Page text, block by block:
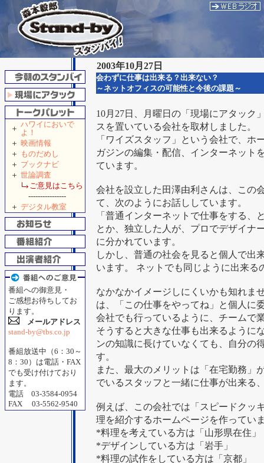
＋ ハワイにおいで
よ！
＋ 映画情報
＋ ものだめし
＋ ブックナビ
＋ 世論調査
ご意見はこちら
----------------
＋ デジタル教室
番組への御意見・
ご感想お待ちしてお
ります。
メールアドレス
stand-by@tbs.co.jp
番組放送中（6：30～
8：30）は電話・FAX
でも受け付けており
ます。
電話 03-3584-0954
FAX 03-5562-9540
2003年10月27日
会わずに仕事は出来る？出来ない？
～ネットオフィスの可能性と今後の課題～
10月27日、月曜日の「現場にアタック
スを置いている会社を取材しました。
「ワイズスタッフ」という会社で、ホ
ガジンの編集・配信、インターネット
ています。
会社を設立した田澤由利さんは、この
て、次のようにお話ししています。
「普通インターネットで仕事をする、
とか、独立した人が、プロでデザイナ
に分かれています。
しかし、普通の社会を見ると個人で出
います。 ネットでも同じように出来る
なかなかイメージしにくいかも知れま
は、「この仕事をやってね」と個人に
会社でも行っているように、チームで
そうすると大きな仕事も出来るように
ンの知識に長けていなくても、自分の
す。
また、最大のメリットは「在宅勤務」
でいるスタッフと一緒に仕事が出来る
例えば、この会社では「スピードクッ
理を紹介するホームページを作ってい
*料理を考えている方は「山形県在住」
*デザインしている方は「岩手」
*料理の試作をしている方は「京都」